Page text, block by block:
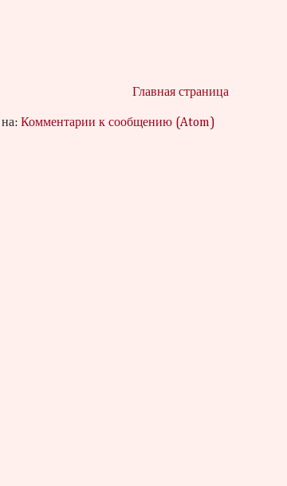
Главная страница
Комментарии к сообщению (Atom)